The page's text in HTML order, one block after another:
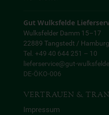
Gut Wulksfelde
Wulksfelder Damm 15–17
22889 Tangstedt / Hamburg
Tel. +49 40 644 251 – 10
lieferservice@gut-
DE-ÖKO-006
VERTRAUEN &
Impressum